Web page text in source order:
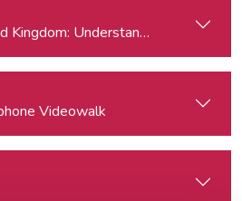
Kingdom: Understanding Voters’
Videowalk